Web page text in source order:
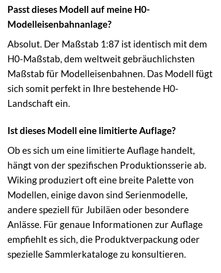
Passt dieses Modell auf meine H0-
Modelleisenbahnanlage?
Absolut. Der Maßstab 1:87 ist identisch mit dem
H0-Maßstab, dem weltweit gebräuchlichsten
Maßstab für Modelleisenbahnen. Das Modell fügt
sich somit perfekt in Ihre bestehende H0-
Landschaft ein.
Ist dieses Modell eine limitierte Auflage?
Ob es sich um eine limitierte Auflage handelt,
hängt von der spezifischen Produktionsserie ab.
Wiking produziert oft eine breite Palette von
Modellen, einige davon sind Serienmodelle,
andere speziell für Jubiläen oder besondere
Anlässe. Für genaue Informationen zur Auflage
empfiehlt es sich, die Produktverpackung oder
spezielle Sammlerkataloge zu konsultieren.